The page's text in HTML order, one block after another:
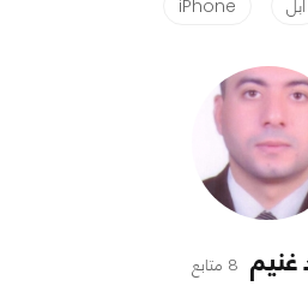
أبل iPhone
غنيم 8 متابع